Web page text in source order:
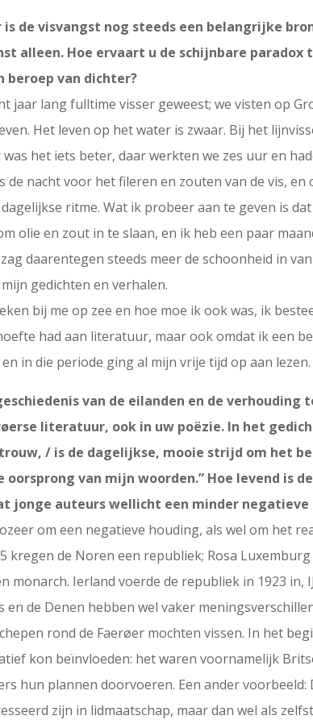
is de visvangst nog steeds een belangrijke
alleen. Hoe ervaart u de schijnbare
beroep van dichter?
jaar lang fulltime visser geweest; we visten op
Het leven op het water is zwaar. Bij het
het iets beter, daar werkten we zes uur en
de nacht voor het fileren en zouten van de vis, en
ritme. Wat ik probeer aan te geven is
olie en zout in te slaan, en ik heb een paar
daarentegen steeds meer de schoonheid in
gedichten en verhalen.
bij me op zee en hoe moe ik ook was, ik
had aan literatuur, maar ook omdat ik een
in die periode ging al mijn vrije tijd op aan lezen.
van de eilanden en de
literatuur, ook in uw poëzie. In het
/ is de dagelijkse, mooie strijd om het
oorsprong van mijn woorden.” Hoe levend is
jonge auteurs wellicht een minder
om een negatieve houding, als wel om het
kregen de Noren een republiek; Rosa
monarch. Ierland voerde de republiek in 1923 in,
en de Denen hebben wel vaker
rond de Faerøer mochten vissen. In het
kon beïnvloeden: het waren voornamelijk
hun plannen doorvoeren. Een ander
zijn in lidmaatschap, maar dan wel als